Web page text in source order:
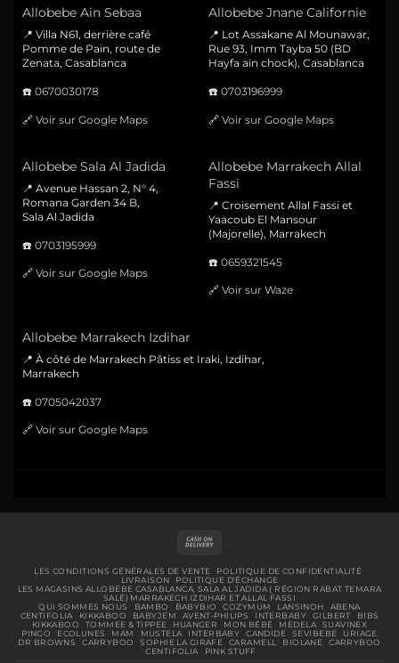
Allobebe Ain Sebaa
📍 Villa N61, derrière café
Pomme de Pain, route de
Zenata, Casablanca
☎️ 0670030178
🔗 Voir sur Google Maps
Allobebe Jnane Californie
📍 Lot Assakane Al Mounawar,
Rue 93, Imm Tayba 50 (BD
Hayfa ain chock), Casablanca
☎️ 0703196999
🔗 Voir sur Google Maps
Allobebe Sala Al Jadida
📍 Avenue Hassan 2, N° 4,
Romana Garden 34 B,
Sala Al Jadida
☎️ 0703195999
🔗 Voir sur Google Maps
Allobebe Marrakech Allal
Fassi
📍 Croisement Allal Fassi et
Yaacoub El Mansour
(Majorelle), Marrakech
☎️ 0659321545
🔗 Voir sur Waze
Allobebe Marrakech Izdihar
📍 À côté de Marrakech Pâtiss et Iraki, Izdihar,
Marrakech
☎️ 0705042037
🔗 Voir sur Google Maps
Delivery
LES CONDITIONS GÉNÉRALES DE VENTE
POLITIQUE DE CONFIDENTIALITÉ
LIVRAISON
POLITIQUE D’ÉCHANGE
LES MAGASINS ALLOBEBE CASABLANCA, SALA AL JADIDA ( RÉGION RABAT TEMARA
SALÉ) MARRAKECH IZDIHAR ET ALLAL FASSI
QUI SOMMES NOUS
BAMBO BABYBIO COZYMUM LANSINOH
ABENA
CENTIFOLIA
KIKKABOO BABYJEM AVENT-PHILIPS INTERBABY GILBERT
BIBS
KIKKABOO
TOMMEE & TIPPEE HUANGER MON BÉBÉ MEDELA
SUAVINEX
PINGO
ECOLUNES MAM MUSTELA INTERBABY CANDIDE SEVIBEBE
URIAGE
DR BROWNS
CARRYBOO SOPHIE LA GIRAFE CARAMELL BIOLANE
CARRYBOO
CENTIFOLIA
PINK STUFF